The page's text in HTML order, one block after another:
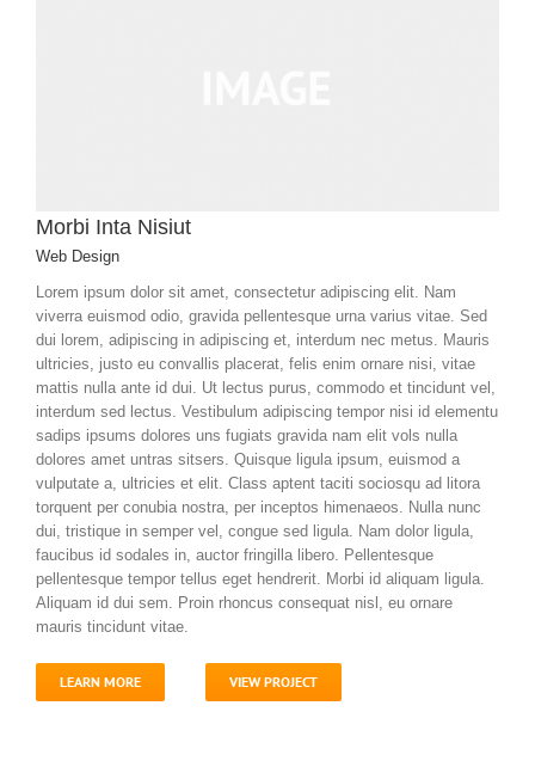
Morbi Inta Nisiut
Web Design
Lorem ipsum dolor sit amet, consectetur adipiscing elit. Nam
viverra euismod odio, gravida pellentesque urna varius vitae. Sed
dui lorem, adipiscing in adipiscing et, interdum nec metus. Mauris
ultricies, justo eu convallis placerat, felis enim ornare nisi, vitae
mattis nulla ante id dui. Ut lectus purus, commodo et tincidunt vel,
interdum sed lectus. Vestibulum adipiscing tempor nisi id elementu
sadips ipsums dolores uns fugiats gravida nam elit vols nulla
dolores amet untras sitsers. Quisque ligula ipsum, euismod a
vulputate a, ultricies et elit. Class aptent taciti sociosqu ad litora
torquent per conubia nostra, per inceptos himenaeos. Nulla nunc
dui, tristique in semper vel, congue sed ligula. Nam dolor ligula,
faucibus id sodales in, auctor fringilla libero. Pellentesque
pellentesque tempor tellus eget hendrerit. Morbi id aliquam ligula.
Aliquam id dui sem. Proin rhoncus consequat nisl, eu ornare
mauris tincidunt vitae.
LEARN MORE VIEW PROJECT